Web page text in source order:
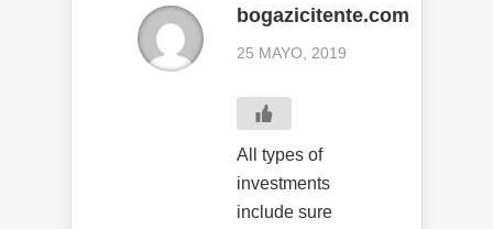
bogazicitente.com
25 MAYO, 2019
All types of
investments
include sure